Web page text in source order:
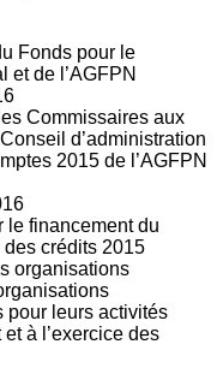
Fonds pour le
et de l’AGFPN
Commissaires aux
d’administration
2015 de l’AGFPN
le financement du
crédits 2015
organisations
pour leurs activités
à l’exercice des